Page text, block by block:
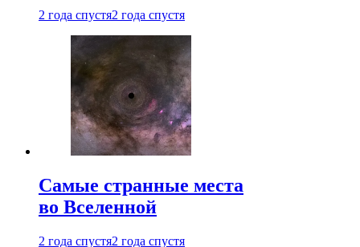
2 года спустя2 года спустя
Самые странные места
во Вселенной
2 года спустя2 года спустя